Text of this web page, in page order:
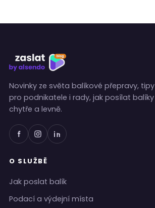
Novinky ze světa balíkové přepravy, tipy
pro podnikatele i rady, jak posílat balíky
chytře a levně.
O SLUŽBĚ
Jak poslat balík
Podací a výdejní místa